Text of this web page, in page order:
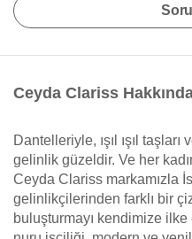
Ceyda Clariss
Dantelleriyle, ışıl ışıl
gelinlik güzeldir. Ve her
Ceyda Clariss markamızla
gelinlikçilerinden farklı bir
buluşturmayı kendimize